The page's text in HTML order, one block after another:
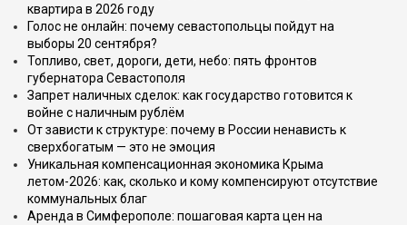
квартира в 2026 году
Голос не онлайн: почему севастопольцы пойдут на
выборы 20 сентября?
Топливо, свет, дороги, дети, небо: пять фронтов
губернатора Севастополя
Запрет наличных сделок: как государство готовится к
войне с наличным рублём
От зависти к структуре: почему в России ненависть к
сверхбогатым — это не эмоция
Уникальная компенсационная экономика Крыма
летом-2026: как, сколько и кому компенсируют отсутствие
коммунальных благ
Аренда в Симферополе: пошаговая карта цен на